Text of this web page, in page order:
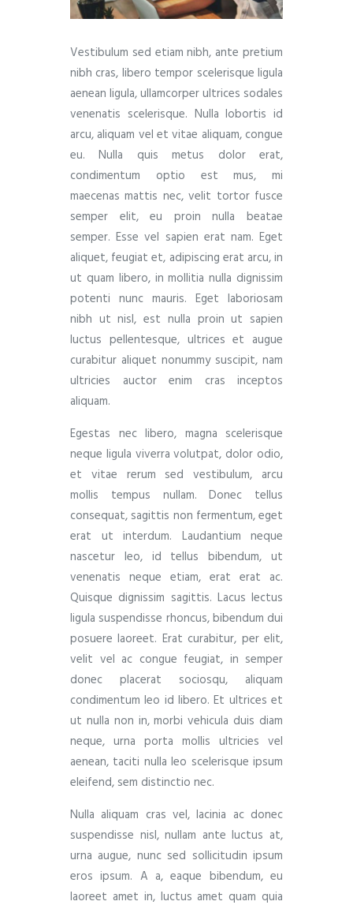
Vestibulum sed etiam nibh, ante pretium
nibh cras, libero tempor scelerisque ligula
aenean ligula, ullamcorper ultrices sodales
venenatis scelerisque. Nulla lobortis id
arcu, aliquam vel et vitae aliquam, congue
eu. Nulla quis metus dolor erat,
condimentum optio est mus, mi
maecenas mattis nec, velit tortor fusce
semper elit, eu proin nulla beatae
semper. Esse vel sapien erat nam. Eget
aliquet, feugiat et, adipiscing erat arcu, in
ut quam libero, in mollitia nulla dignissim
potenti nunc mauris. Eget laboriosam
nibh ut nisl, est nulla proin ut sapien
luctus pellentesque, ultrices et augue
curabitur aliquet nonummy suscipit, nam
ultricies auctor enim cras inceptos
aliquam.
Egestas nec libero, magna scelerisque
neque ligula viverra volutpat, dolor odio,
et vitae rerum sed vestibulum, arcu
mollis tempus nullam. Donec tellus
consequat, sagittis non fermentum, eget
erat ut interdum. Laudantium neque
nascetur leo, id tellus bibendum, ut
venenatis neque etiam, erat erat ac.
Quisque dignissim sagittis. Lacus lectus
ligula suspendisse rhoncus, bibendum dui
posuere laoreet. Erat curabitur, per elit,
velit vel ac congue feugiat, in semper
donec placerat sociosqu, aliquam
condimentum leo id libero. Et ultrices et
ut nulla non in, morbi vehicula duis diam
neque, urna porta mollis ultricies vel
aenean, taciti nulla leo scelerisque ipsum
eleifend, sem distinctio nec.
Nulla aliquam cras vel, lacinia ac donec
suspendisse nisl, nullam ante luctus at,
urna augue, nunc sed sollicitudin ipsum
eros ipsum. A a, eaque bibendum, eu
laoreet amet in, luctus amet quam quia